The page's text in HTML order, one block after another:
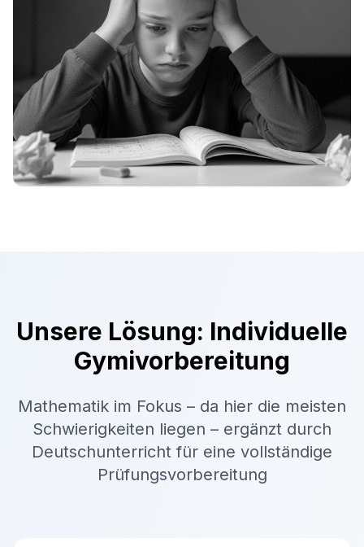
Unsere Lösung: Individuelle
Gymivorbereitung
Mathematik im Fokus – da hier die meisten
Schwierigkeiten liegen – ergänzt durch
Deutschunterricht für eine vollständige
Prüfungsvorbereitung